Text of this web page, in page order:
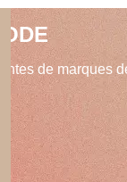
de marques